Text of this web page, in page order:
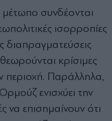
μέτωπο συνδέονται
ισορροπίες
διαπραγματεύσεις
κρίσιμες
περιοχή. Παράλληλα,
ενισχύει την
να επισημαίνουν ότι